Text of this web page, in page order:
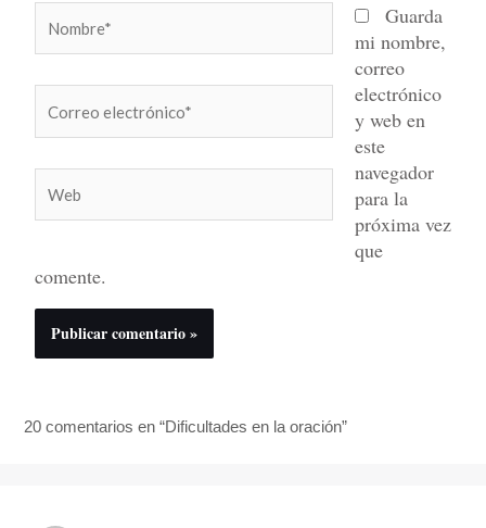
electrónico*
Guarda
mi nombre,
correo
electrónico
y web en
este
navegador
para la
próxima vez
que
comente.
20 comentarios en “Dificultades en la oración”